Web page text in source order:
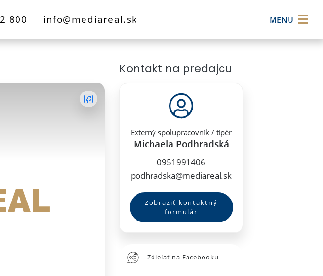
800 info@mediareal.sk MENU ×
Kontakt na predajcu
Externý spolupracovník / tipér
Michaela Podhradská
0951991406
podhradska@mediareal.sk
Zobraziť kontaktný
formulár
Zdieľať na Facebooku